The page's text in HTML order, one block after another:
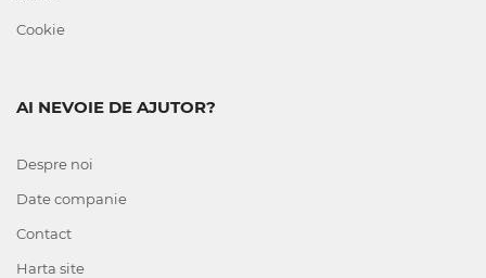
Cookie
AI NEVOIE DE AJUTOR?
Despre noi
Date companie
Contact
Harta site